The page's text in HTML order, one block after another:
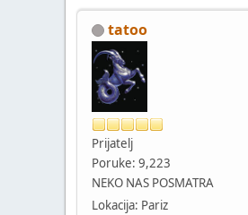
tatoo
Prijatelj
Poruke: 9,223
NEKO NAS POSMATRA
Lokacija: Pariz